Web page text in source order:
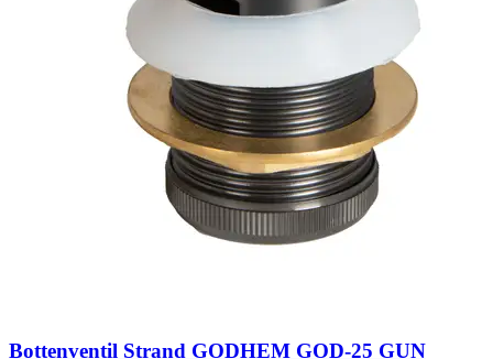
Bottenventil Strand GODHEM GOD-25 GUN